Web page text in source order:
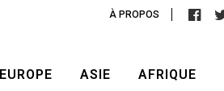
À PROPOS
EUROPE ASIE AFRIQUE